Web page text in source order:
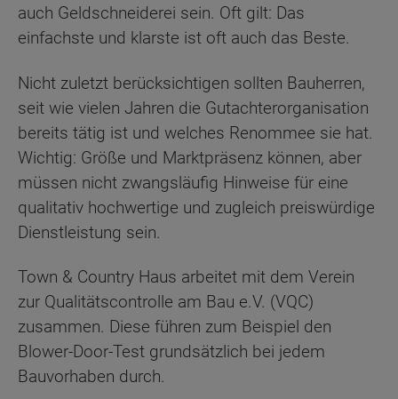
auch Geldschneiderei sein. Oft gilt: Das
einfachste und klarste ist oft auch das Beste.
Nicht zuletzt berücksichtigen sollten Bauherren,
seit wie vielen Jahren die Gutachterorganisation
bereits tätig ist und welches Renommee sie hat.
Wichtig: Größe und Marktpräsenz können, aber
müssen nicht zwangsläufig Hinweise für eine
qualitativ hochwertige und zugleich preiswürdige
Dienstleistung sein.
Town & Country Haus arbeitet mit dem Verein
zur Qualitätscontrolle am Bau e.V. (VQC)
zusammen. Diese führen zum Beispiel den
Blower-Door-Test grundsätzlich bei jedem
Bauvorhaben durch.